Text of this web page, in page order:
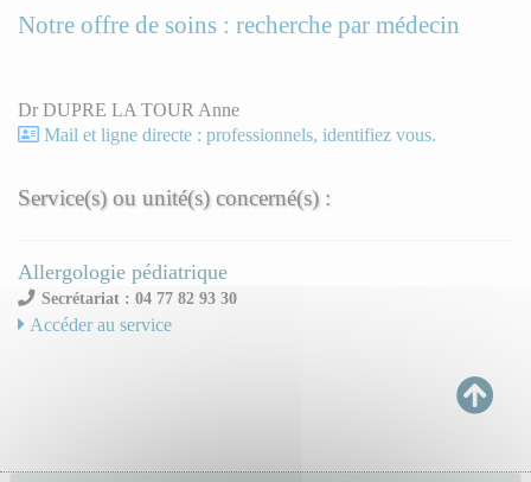
Notre offre de soins : recherche par médecin
Dr DUPRE LA TOUR Anne
Mail et ligne directe : professionnels, identifiez vous.
Service(s) ou unité(s) concerné(s) :
Allergologie pédiatrique
Secrétariat : 04 77 82 93 30
Accéder au service